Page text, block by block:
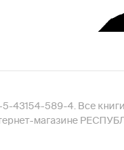
43154-589-4. Все
магазине